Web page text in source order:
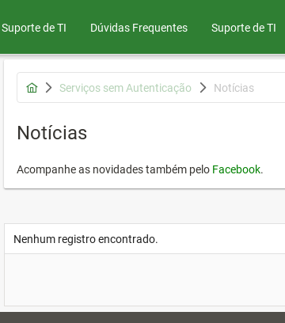
Suporte de TI Dúvidas Frequentes Suporte de TI
Serviços sem Autenticação Notícias
Notícias
Acompanhe as novidades também pelo Facebook.
Nenhum registro encontrado.